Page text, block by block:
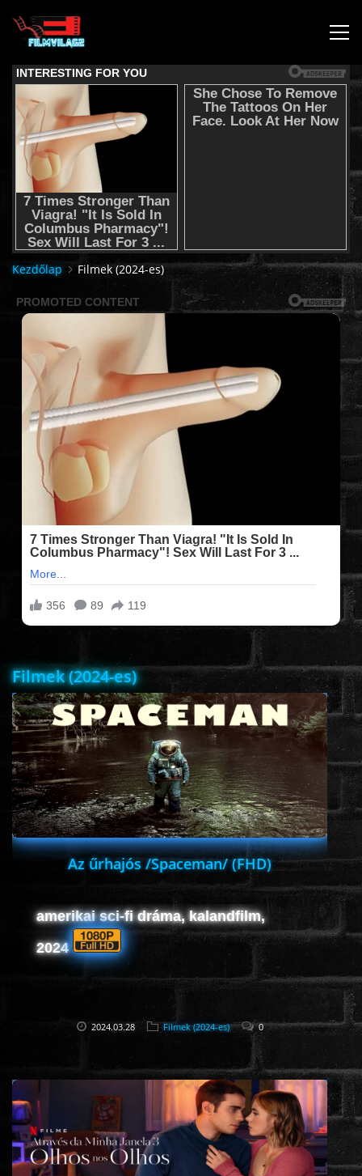
KEZDŐLAP
JOGI NYILATKOZAT,SEGÍTSÉG NYÚJTÁS,FELHASZNÁLÁSI
FELTÉTEL
AUDIO TRACK SWITCHING/HANGSÁV BEÁLLÍTÁSOK/
2K & 4K FILMEK
FILMEK (2026-OS)
FILMEK (2025-ÖS)
FILMEK (2024-ES)
FILMEK (2023-AS)
FILMEK (2022-ES)
FELIRATOS FILMEK
VÍGJÁTÉK
HORROR
SCI-FI
ANIMÁCIÓS
FANTASY
DRÁMA
ROMANTIKUS
Kezdőlap Filmek (2024-es)
Filmek (2024-es)
Az űrhajós /Spaceman/ (FHD)
amerikai sci-fi dráma, kalandfilm,
2024
2024.03.28 Filmek (2024-es) 0